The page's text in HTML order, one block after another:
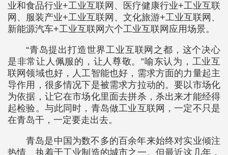
业和食品行业+工业互联网、医疗健康行业+工业互联
网、服装产业+工业互联网、文化旅游+工业互联网、
新能源汽车+工业互联网六个工业互联网应用场景。
“青岛提出打造世界工业互联网之都，这个决心
是非常让人佩服的，让人尊敬。”喻东认为，工业互
联网领域也好，人工智能也好，需求方面的力量起主
导作用，很多情况下是被需求方拉动的。要以市场化
为依据，让它在市场化里面去拼杀，杀出来才能经得
起检验。与此同时，青岛做工业互联网，一定不只是
在青岛干，一定要走出去。
青岛是中国为数不多的百余年来始终对实业倾注
热情、执着于工业制造的城市之一。但最近这几年，